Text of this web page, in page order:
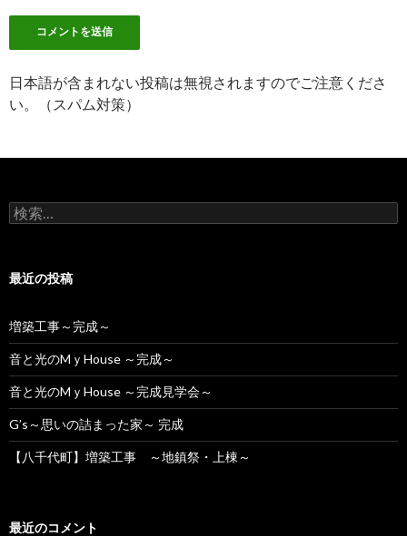
日本語が含まれない投稿は無視されますのでご注意くださ
い。（スパム対策）
検
索:
最近の投稿
増築工事～完成～
音と光のMｙHouse ～完成～
音と光のMｙHouse ～完成見学会～
G’s～思いの詰まった家～ 完成
【八千代町】増築工事 ～地鎮祭・上棟～
最近のコメント